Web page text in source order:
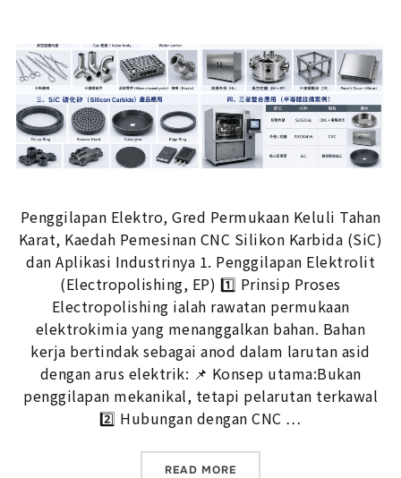
Penggilapan Elektro, Gred Permukaan Keluli Tahan
Karat, Kaedah Pemesinan CNC Silikon Karbida (SiC)
dan Aplikasi Industrinya 1. Penggilapan Elektrolit
(Electropolishing, EP) 1️⃣ Prinsip Proses
Electropolishing ialah rawatan permukaan
elektrokimia yang menanggalkan bahan. Bahan
kerja bertindak sebagai anod dalam larutan asid
dengan arus elektrik: 📌 Konsep utama:Bukan
penggilapan mekanikal, tetapi pelarutan terkawal
2️⃣ Hubungan dengan CNC …
READ MORE